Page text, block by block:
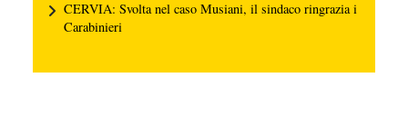
CERVIA: Svolta nel caso Musiani, il sindaco ringrazia i
Carabinieri